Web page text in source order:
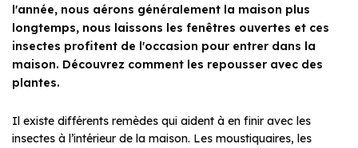
l'année, nous aérons généralement la maison plus
longtemps, nous laissons les fenêtres ouvertes et ces
insectes profitent de l'occasion pour entrer dans la
maison. Découvrez comment les repousser avec des
plantes.
Il existe différents remèdes qui aident à en finir avec les
insectes à l’intérieur de la maison. Les moustiquaires, les